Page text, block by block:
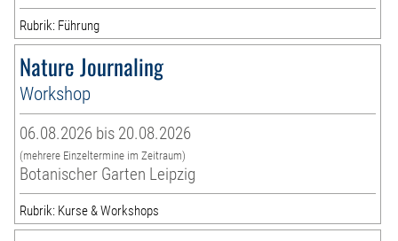
Rubrik: Führung
Nature Journaling
Workshop
06.08.2026 bis 20.08.2026
(mehrere Einzeltermine im Zeitraum)
Botanischer Garten Leipzig
Rubrik: Kurse & Workshops